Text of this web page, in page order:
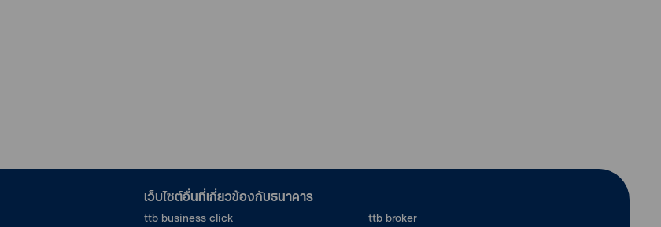
เว็บไซต์อื่นที่เกี่ยวข้องกับธนาคาร
ttb business click
ttb broker